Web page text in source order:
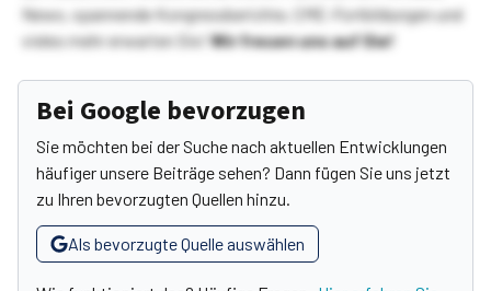
News, spannende Kongressberichte, CME-Fortbildungen und
vieles mehr erwarten Sie!Wir freuen uns auf Sie!
Bei Google bevorzugen
Sie möchten bei der Suche nach aktuellen Entwicklungen
häufiger unsere Beiträge sehen? Dann fügen Sie uns jetzt
zu Ihren bevorzugten Quellen hinzu.
Als bevorzugte Quelle auswählen